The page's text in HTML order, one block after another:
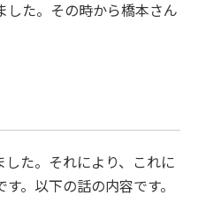
した。その時から橋本さん
した。それにより、これに
。以下の話の内容です。